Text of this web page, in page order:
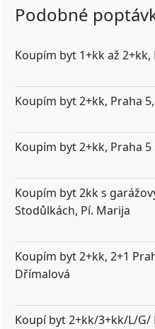
Podobné
Koupím byt 1+kk až
Koupím byt 2+kk, Praha
Koupím byt 2+kk, Praha 5
Koupím byt 2kk s
Stodůlkách, Pí. Marija
Koupím byt 2+kk, 2+1
Dřímalová
Koupí byt 2+kk/3+kk/L/G/